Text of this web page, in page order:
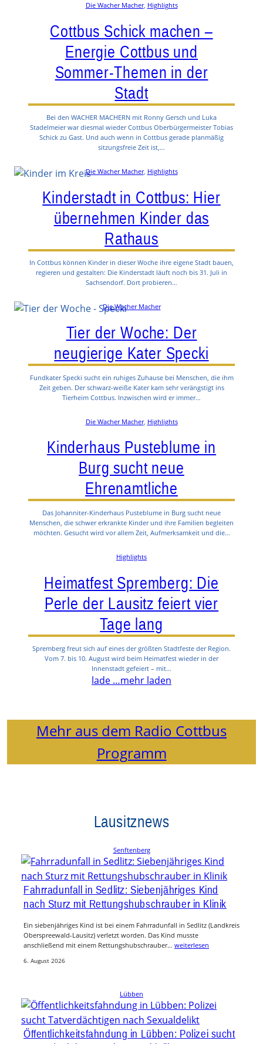
Die Wacher Macher, Highlights
Cottbus Schick machen –
Energie Cottbus und
Sommer-Themen in der
Stadt
Bei den WACHER MACHERN mit Ronny Gersch und Luka
Stadelmeier war diesmal wieder Cottbus Oberbürgermeister Tobias
Schick zu Gast. Und auch wenn in Cottbus gerade planmäßig
sitzungsfreie Zeit ist,…
Die Wacher Macher, Highlights
Kinderstadt in Cottbus: Hier
übernehmen Kinder das
Rathaus
In Cottbus können Kinder in dieser Woche ihre eigene Stadt bauen,
regieren und gestalten: Die Kinderstadt läuft noch bis 31. Juli in
Sachsendorf. Dort probieren…
Die Wacher Macher
Tier der Woche: Der
neugierige Kater Specki
Fundkater Specki sucht ein ruhiges Zuhause bei Menschen, die ihm
Zeit geben. Der schwarz-weiße Kater kam sehr verängstigt ins
Tierheim Cottbus. Inzwischen wird er immer…
Die Wacher Macher, Highlights
Kinderhaus Pusteblume in
Burg sucht neue
Ehrenamtliche
Das Johanniter-Kinderhaus Pusteblume in Burg sucht neue
Menschen, die schwer erkrankte Kinder und ihre Familien begleiten
möchten. Gesucht wird vor allem Zeit, Aufmerksamkeit und die…
Highlights
Heimatfest Spremberg: Die
Perle der Lausitz feiert vier
Tage lang
Spremberg freut sich auf eines der größten Stadtfeste der Region.
Vom 7. bis 10. August wird beim Heimatfest wieder in der
Innenstadt gefeiert – mit…
lade …mehr laden
Mehr aus dem Radio Cottbus
Programm
Lausitznews
Senftenberg
Fahrradunfall in Sedlitz: Siebenjähriges Kind
nach Sturz mit Rettungshubschrauber in Klinik
Ein siebenjähriges Kind ist bei einem Fahrradunfall in Sedlitz (Landkreis
Oberspreewald-Lausitz) verletzt worden. Das Kind musste
anschließend mit einem Rettungshubschrauber… weiterlesen
6. August 2026
Lübben
Öffentlichkeitsfahndung in Lübben: Polizei sucht